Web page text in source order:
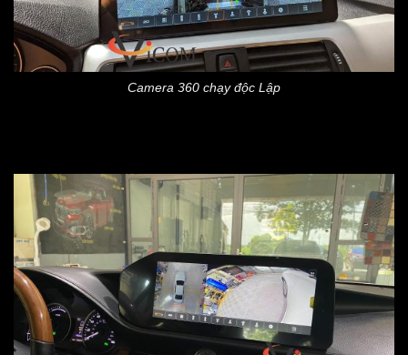
Camera 360 chạy độc Lập